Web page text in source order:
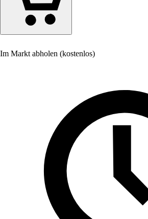
Im Markt abholen (kostenlos)